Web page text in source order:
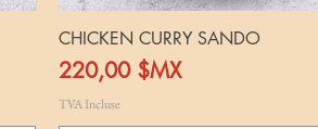
CHICKEN CURRY SANDO
Prix
220,00 $MX
TVA Incluse